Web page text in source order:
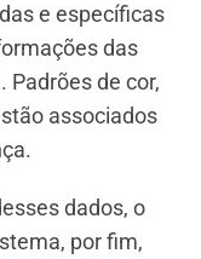
e específicas
das
Padrões de cor,
associados
dados, o
por fim,